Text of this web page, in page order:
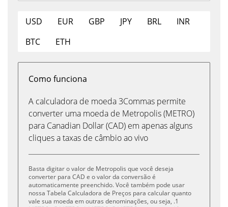
USD EUR GBP JPY BRL
INR
BTC
ETH
Como funciona
A calculadora de moeda 3Commas permite
converter uma moeda de Metropolis (METRO)
para Canadian Dollar (CAD) em apenas alguns
cliques a taxas de câmbio ao vivo
Basta digitar o valor de Metropolis que você deseja
converter para CAD e o valor da conversão é
automaticamente preenchido. Você também pode usar
nossa Tabela Calculadora de Preços para calcular quanto
vale sua moeda em outras denominações, ou seja, .1